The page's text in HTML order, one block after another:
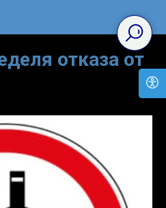
отказа от